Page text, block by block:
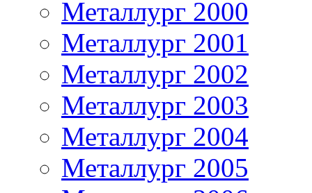
Металлург 2000
Металлург 2001
Металлург 2002
Металлург 2003
Металлург 2004
Металлург 2005